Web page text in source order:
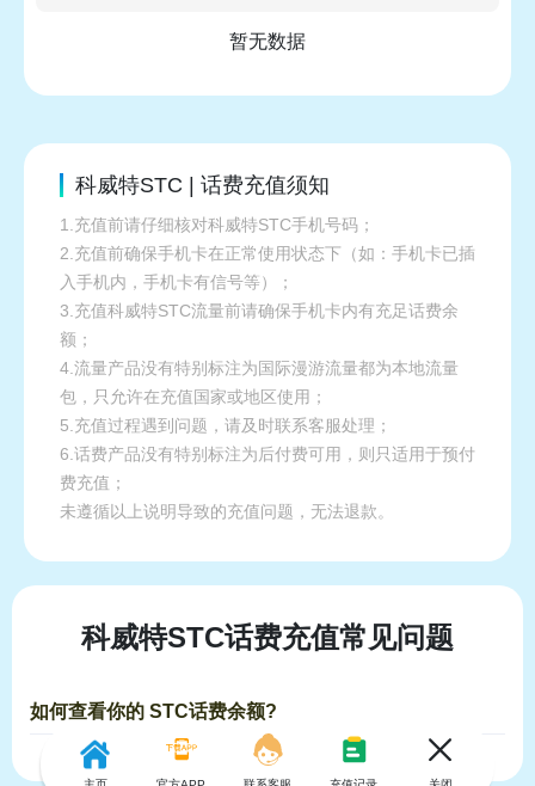
暂无数据
科威特STC | 话费充值须知
1.充值前请仔细核对科威特STC手机号码；
2.充值前确保手机卡在正常使用状态下（如：手机卡已插
入手机内，手机卡有信号等）；
3.充值科威特STC流量前请确保手机卡内有充足话费余
额；
4.流量产品没有特别标注为国际漫游流量都为本地流量
包，只允许在充值国家或地区使用；
5.充值过程遇到问题，请及时联系客服处理；
6.话费产品没有特别标注为后付费可用，则只适用于预付
费充值；
未遵循以上说明导致的充值问题，无法退款。
科威特STC话费充值常见问题
如何查看你的 STC话费余额?